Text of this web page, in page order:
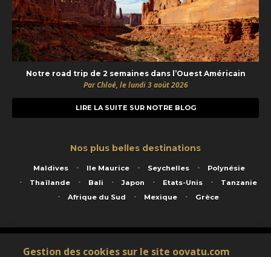
Notre road trip de 2 semaines dans l’Ouest Américain
Par Chloé, le lundi 3 août 2026
LIRE LA SUITE SUR NOTRE BLOG
Nos plus belles destinations
Maldives Ile Maurice Seychelles
Polynésie
Thaïlande
Bali Japon Etats-Unis
Tanzanie
Afrique du Sud
Mexique Grèce
Service animé par Nautil Voyages - 22 rue Georges Picquart 75017 Paris - S.A.S
Gestion des cookies sur le site oovatu.com